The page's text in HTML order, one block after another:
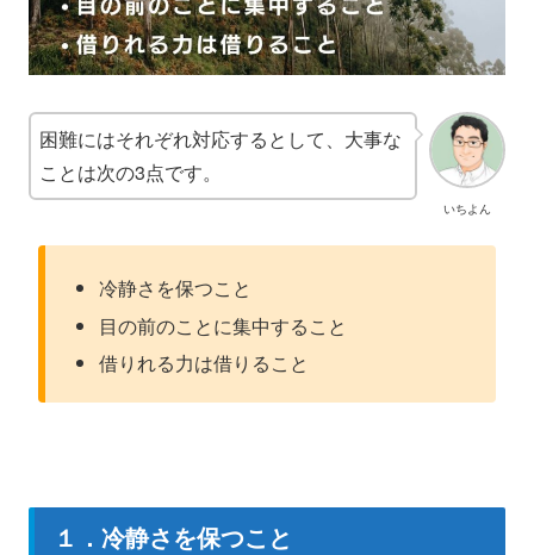
いちよん
困難にはそれぞれ対応するとして、大事な
ことは次の3点です。
冷静さを保つこと
目の前のことに集中すること
借りれる力は借りること
１．冷静さを保つこと